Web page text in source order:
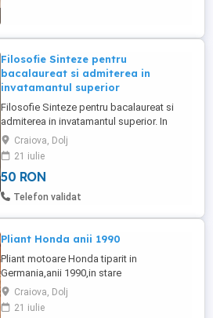
Filosofie Sinteze pentru
bacalaureat si admiterea in
invatamantul superior
Filosofie Sinteze pentru bacalaureat si
admiterea in invatamantul superior. In
stare impecabila! Doar in Craiova. Trimit in
tara doar cu plata in avans in cont si doar
prin Posta Romana. Pret 50 lei.
Craiova, Dolj
21 iulie
50 RON
Telefon validat
Pliant Honda anii 1990
Pliant motoare Honda tiparit in
Germania,anii 1990,in stare
exceptionala,pentru pasionati de brandul
Honda.Doar in Craiova.
Craiova, Dolj
21 iulie